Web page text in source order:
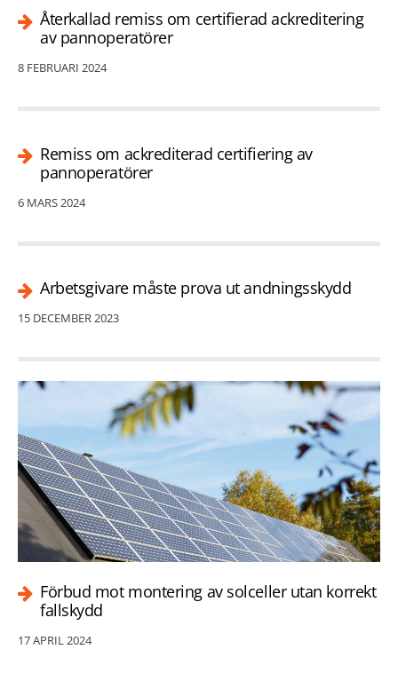
Återkallad remiss om certifierad ackreditering
av pannoperatörer
8 FEBRUARI 2024
Remiss om ackrediterad certifiering av
pannoperatörer
6 MARS 2024
Arbetsgivare måste prova ut andningsskydd
15 DECEMBER 2023
Förbud mot montering av solceller utan korrekt
fallskydd
17 APRIL 2024